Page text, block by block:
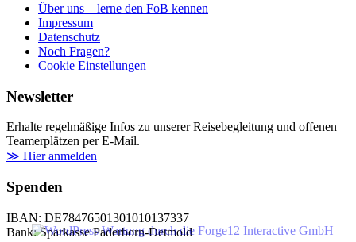
Über uns – lerne den FoB kennen
Impressum
Datenschutz
Noch Fragen?
Cookie Einstellungen
Newsletter
Erhalte regelmäßige Infos zu unserer Reisebegleitung und offenen
Teamerplätzen per E-Mail.
≫ Hier anmelden
Spenden
IBAN: DE78476501301010137337
Bank: Sparkasse Paderborn-Detmold